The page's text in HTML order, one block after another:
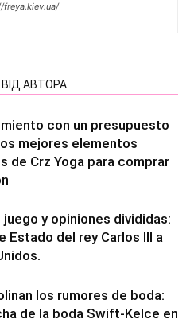
ВІД АВТОРА
con un presupuesto
mejores elementos
de Crz Yoga para comprar
juego y opiniones divididas:
Estado del rey Carlos III a
los rumores de boda:
de la boda Swift-Kelce en